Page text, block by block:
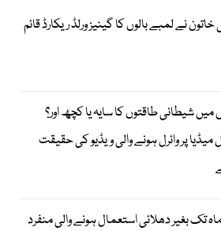
خاتون نے لمبے بالوں کا گینیز ورلڈ ریکارڈ قائم
میں شیطانی طاقتوں کا سایہ یا کچھ اور؟
پر وائرل ہونے والی ویڈیو کی حقیقت
تک بغیر دھلائی استعمال ہونے والی منفرد